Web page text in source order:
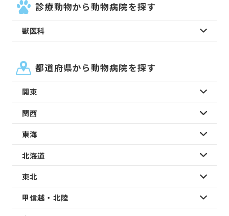
診療動物から動物病院を探す
獣医科
都道府県から動物病院を探す
関東
関西
東海
北海道
東北
甲信越・北陸